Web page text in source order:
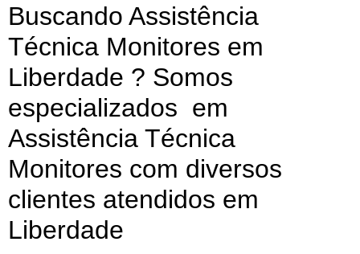
Buscando Assistência
Técnica Monitores em
Liberdade ? Somos
especializados em
Assistência Técnica
Monitores com diversos
clientes atendidos em
Liberdade